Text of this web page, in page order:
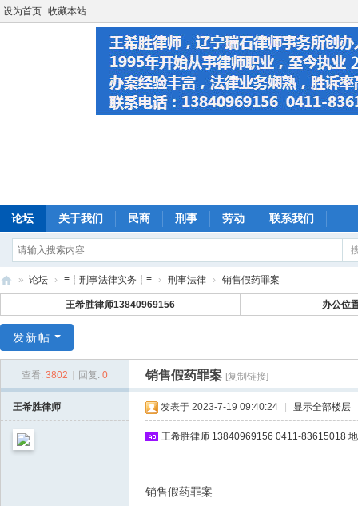
设为首页 收藏本站
论坛 关于我们 民商 刑事 劳动 联系我们
连
法
网
-
» 论坛 › ≡┋刑事法律实务┋≡ › 刑事法律 › 销售假药罪案
王希胜律师13840969156 办公位
发新帖
查看: 3802 回复: 0 销售假药罪案 [复制链接]
王希胜律师 发表于 2023-7-19 09:40:24 显示全部楼层
王希胜律师 13840969156 0411-83615018
销售假药罪案